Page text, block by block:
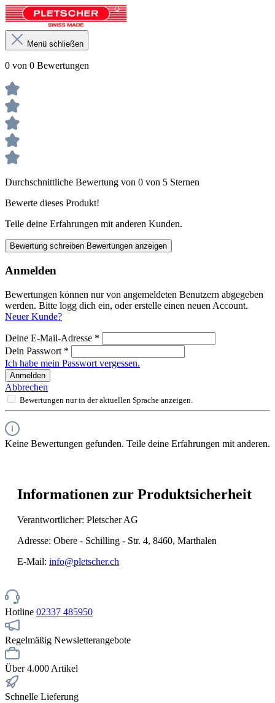
Menü schließen
0 von 0 Bewertungen
Durchschnittliche Bewertung von 0 von 5 Sternen
Bewerte dieses Produkt!
Teile deine Erfahrungen mit anderen Kunden.
Bewertung schreiben Bewertungen anzeigen
Anmelden
Bewertungen können nur von angemeldeten Benutzern abgegeben
werden. Bitte logg dich ein, oder erstelle einen neuen Account.
Neuer Kunde?
Deine E-Mail-Adresse *
Dein Passwort *
Ich habe mein Passwort vergessen.
Anmelden
Abbrechen
Bewertungen nur in der aktuellen Sprache anzeigen.
Keine Bewertungen gefunden. Teile deine Erfahrungen mit anderen.
Informationen zur Produktsicherheit
Verantwortlicher: Pletscher AG
Adresse: Obere - Schilling - Str. 4, 8460, Marthalen
E-Mail: info@pletscher.ch
Hotline 02337 485950
Regelmäßig Newsletterangebote
Über 4.000 Artikel
Schnelle Lieferung